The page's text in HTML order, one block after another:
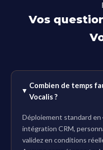
Vos
Combien de temps
Vocalis ?
Déploiement standard
intégration CRM,
validez en conditions